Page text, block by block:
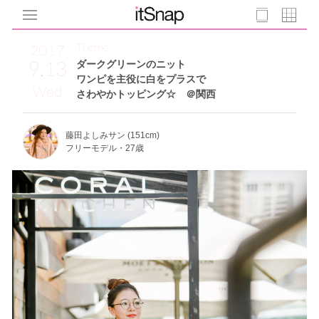
2017
9.13
Wed
ダークグリーンのニット
ワンピを主役に白をプラスで
さわやかトッピング☆ ＠関西
Theme
藤田よしみサン (151cm)
フリーモデル・27歳